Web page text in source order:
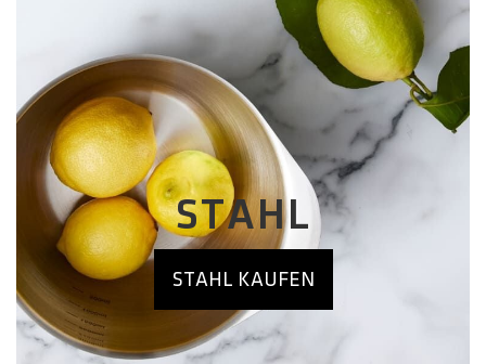
STAHL
STAHL KAUFEN